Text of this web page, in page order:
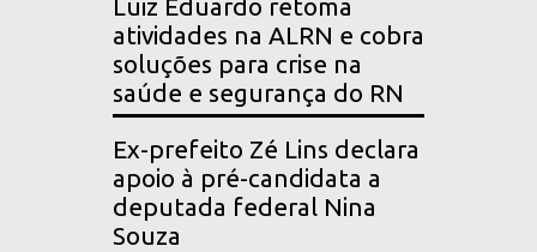
Luiz Eduardo retoma
atividades na ALRN e cobra
soluções para crise na
saúde e segurança do RN
Ex-prefeito Zé Lins declara
apoio à pré-candidata a
deputada federal Nina
Souza